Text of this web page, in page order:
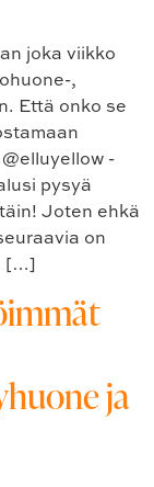
joka viikko
,
Että onko se
-
pysyä
Joten ehkä
on
[…]
ja